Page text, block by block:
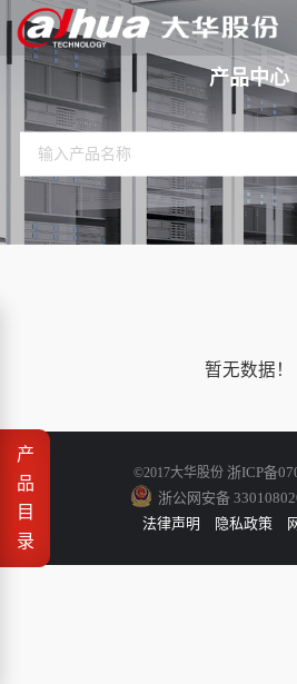
产品中心
产
品
目
录
暂无数据！
©2017大华股份 浙ICP备
浙公网安备
法律声明
隐私政策